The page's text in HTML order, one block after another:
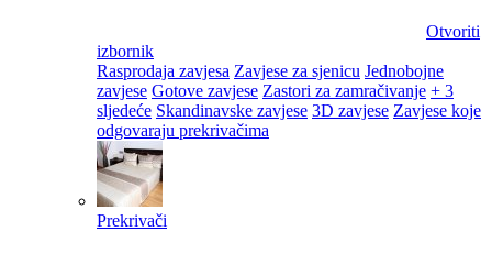
Otvoriti
izbornik
Rasprodaja zavjesa Zavjese za sjenicu Jednobojne
zavjese Gotove zavjese Zastori za zamračivanje + 3
sljedeće Skandinavske zavjese 3D zavjese Zavjese koje
odgovaraju prekrivačima
Prekrivači